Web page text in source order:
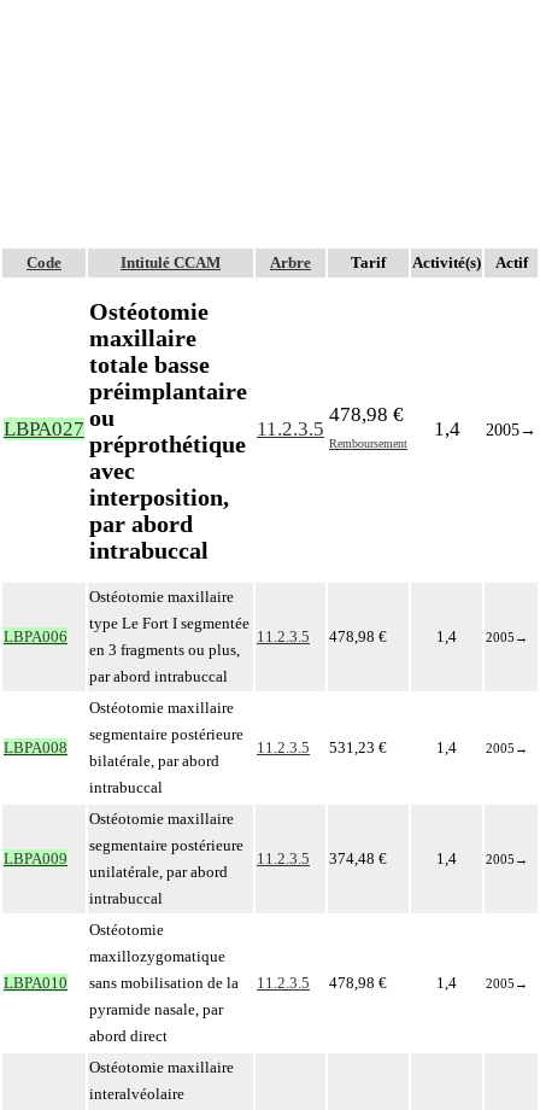
Code Intitulé CCAM Arbre Tarif Activité(s) Actif
LBPA027
Ostéotomie
maxillaire
totale basse
préimplantaire
ou
préprothétique
avec
interposition,
par abord
intrabuccal
11.2.3.5
478,98 €
Remboursement
1,4 2005→
LBPA006
Ostéotomie maxillaire
type Le Fort I segmentée
en 3 fragments ou plus,
par abord intrabuccal
11.2.3.5 478,98 € 1,4 2005 →
LBPA008
Ostéotomie maxillaire
segmentaire postérieure
bilatérale, par abord
intrabuccal
11.2.3.5 531,23 € 1,4 2005 →
LBPA009
Ostéotomie maxillaire
segmentaire postérieure
unilatérale, par abord
intrabuccal
11.2.3.5 374,48 € 1,4 2005 →
LBPA010
Ostéotomie
maxillozygomatique
sans mobilisation de la
pyramide nasale, par
abord direct
11.2.3.5 478,98 € 1,4 2005 →
Ostéotomie maxillaire
interalvéolaire